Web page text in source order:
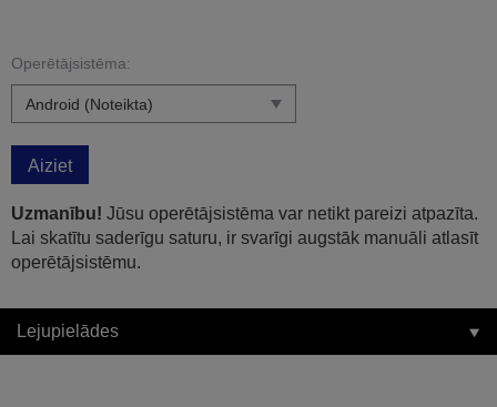
Operētājsistēma:
Aiziet
Uzmanību! Jūsu operētājsistēma var netikt pareizi atpazīta.
Lai skatītu saderīgu saturu, ir svarīgi augstāk manuāli atlasīt
operētājsistēmu.
Lejupielādes